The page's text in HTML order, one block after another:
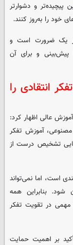
پیچیده‌تر و دشوارتر
خود را به‌روز کنند.
یک ضرورت است و
پیش‌بینی و برای آن
انتقادی را
عالی اظهار کرد:
آموزش تفکر
تشخیص درست از
است، اما نمی‌تواند
شود. بنابراین همه
در تقویت تفکر
بر اهمیت حمایت